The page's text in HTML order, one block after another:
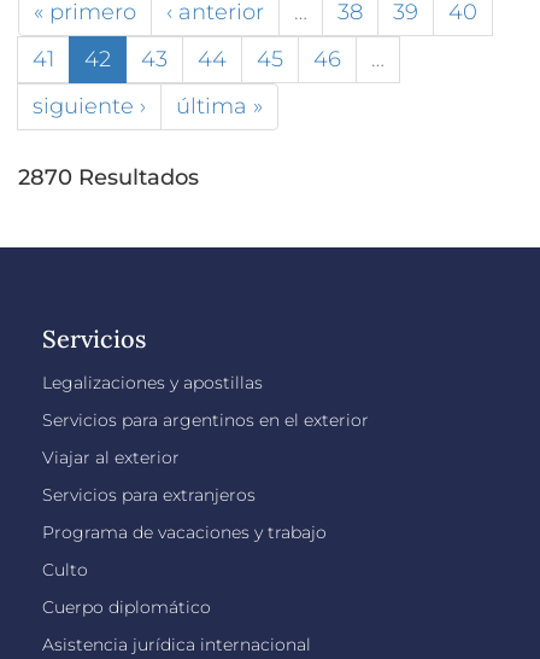
« primero ‹ anterior … 38 39
40
41
42 43 44 45 46
…
siguiente ›
última »
2870 Resultados
Servicios
Legalizaciones y apostillas
Servicios para argentinos en el exterior
Viajar al exterior
Servicios para extranjeros
Programa de vacaciones y trabajo
Culto
Cuerpo diplomático
Asistencia jurídica internacional